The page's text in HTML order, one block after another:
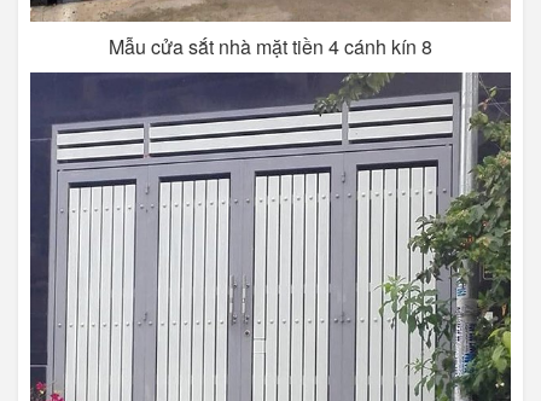
Mẫu cửa sắt nhà mặt tiền 4 cánh kín 8